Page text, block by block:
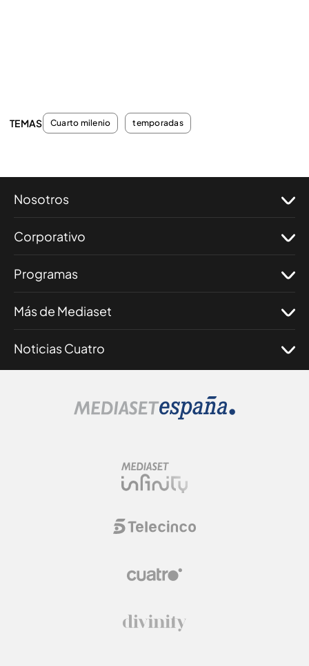
TEMAS Cuarto milenio temporadas
Nosotros
Corporativo
Programas
Más de Mediaset
Noticias Cuatro